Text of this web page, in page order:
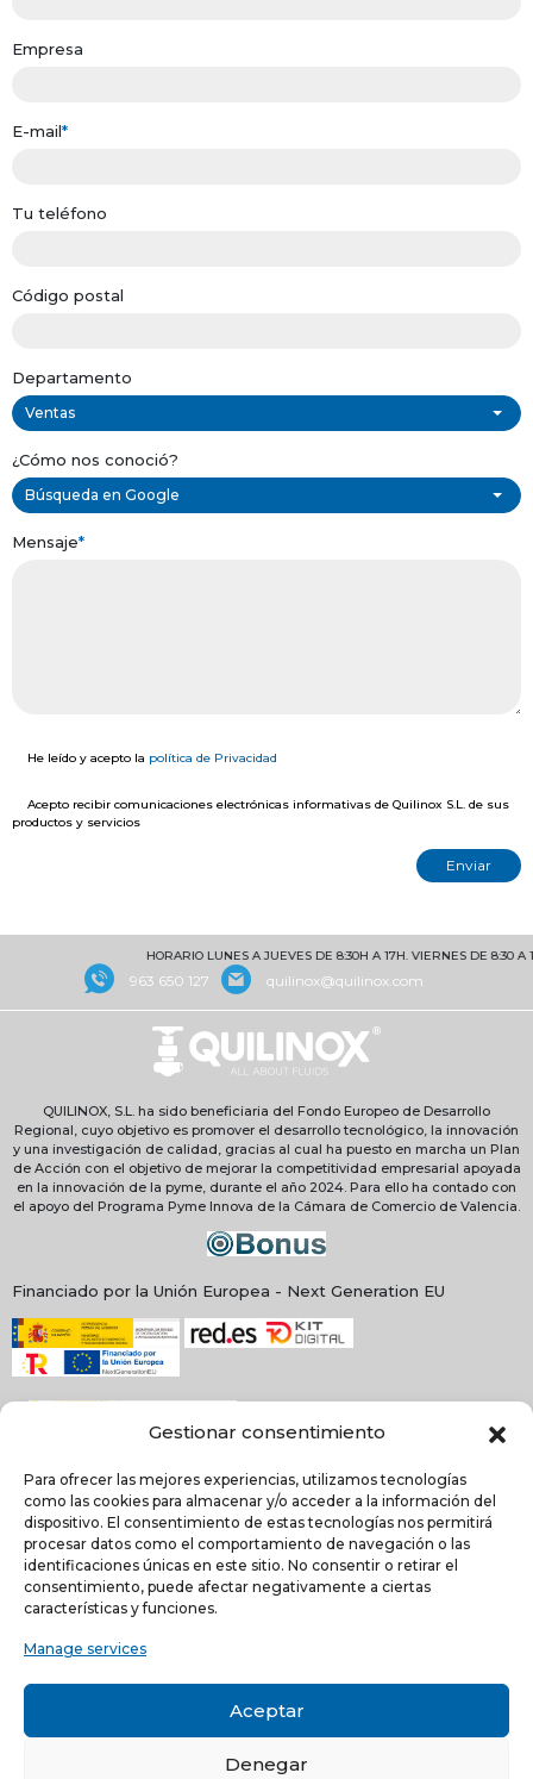
Gestionar consentimiento
Para ofrecer las mejores experiencias, utilizamos tecnologías
como las cookies para almacenar y/o acceder a la información del
dispositivo. El consentimiento de estas tecnologías nos permitirá
procesar datos como el comportamiento de navegación o las
identificaciones únicas en este sitio. No consentir o retirar el
consentimiento, puede afectar negativamente a ciertas
características y funciones.
Manage services
Aceptar
Denegar
Empresa
E-mail*
Tu teléfono
Código postal
Departamento
Ventas
¿Cómo nos conoció?
Búsqueda en Google
Mensaje*
He leído y acepto la política de Privacidad
Acepto recibir comunicaciones electrónicas informativas de Quilinox S.L. de sus
productos y servicios
HORARIO LUNES A JUEVES DE 8:30H A 17H. VIERNES DE 8:30 A
963 650 127 quilinox@quilinox.com
QUILINOX, S.L. ha sido beneficiaria del Fondo Europeo de Desarrollo
Regional, cuyo objetivo es promover el desarrollo tecnológico, la innovación
y una investigación de calidad, gracias al cual ha puesto en marcha un Plan
de Acción con el objetivo de mejorar la competitividad empresarial apoyada
en la innovación de la pyme, durante el año 2024. Para ello ha contado con
el apoyo del Programa Pyme Innova de la Cámara de Comercio de Valencia.
Financiado por la Unión Europea - Next Generation EU
NEWSLETTER
Acepto recibir comunicaciones electrónicas informativas de Quilinox S.L. de
C/ Louis Pasteur, 4 - Parque Tecnológico de Valencia -